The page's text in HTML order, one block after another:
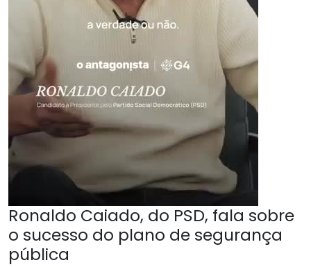
Ronaldo Caiado, do PSD, fala sobre
o sucesso do plano de segurança
pública